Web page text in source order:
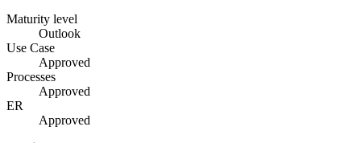
Maturity level
Outlook
Use Case
Approved
Processes
Approved
ER
Approved